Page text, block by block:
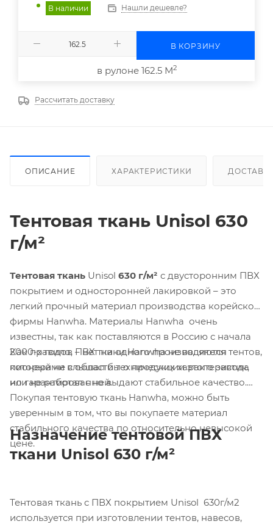
В наличии Нашли дешевле?
В КОРЗИНУ
в рулоне 162.5 М2
Рассчитать доставку
ОПИСАНИЕ ХАРАКТЕРИСТИКИ
Тентовая ткань Unisol 630
г/м²
Тентовая ткань Unisol 630 г/м² с двусторонним ПВХ
покрытием и односторонней лакировкой – это
легкий прочный материал производства корейской
фирмы Hanwha. Материалы Hanwha очень
известны, так как поставляются в Россию с начала
2000-х годов – нет ни одного производителя тентов,
который не слышал бы о продукции этого завода
или не работал с ней.
Как правило, ПВХ ткани Hanwha не являются
пионерами в области технических характеристик,
но гарантированно выдают стабильное качество.
Покупая тентовую ткань Hanwha, можно быть
уверенным в том, что вы покупаете материал
стабильного качества по относительно невысокой
цене.
Назначение тентовой ПВХ
ткани Unisol 630 г/м²
Тентовая ткань с ПВХ покрытием Unisol 630г/м2
используется при изготовлении тентов, навесов,